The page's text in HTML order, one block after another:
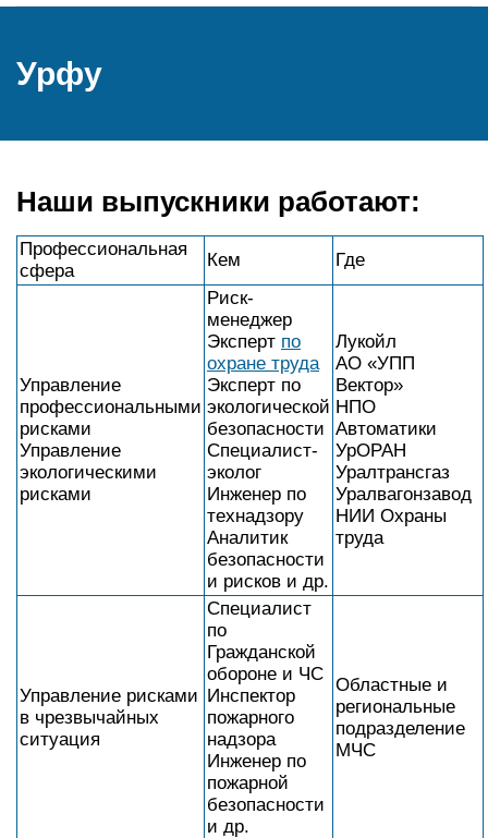
Урфу
Наши выпускники работают:
Профессиональная
сфера
Кем Где
Управление
профессиональными
рисками
Управление
экологическими
рисками
Риск-
менеджер
Эксперт по
охране труда
Эксперт по
экологической
безопасности
Специалист-
эколог
Инженер по
технадзору
Аналитик
безопасности
и рисков и др.
Лукойл
АО «УПП
Вектор»
НПО
Автоматики
УрОРАН
Уралтрансгаз
Уралвагонзавод
НИИ Охраны
труда
Управление рисками
в чрезвычайных
ситуация
Специалист
по
Гражданской
обороне и ЧС
Инспектор
пожарного
надзора
Инженер по
пожарной
безопасности
и др.
Областные и
региональные
подразделение
МЧС